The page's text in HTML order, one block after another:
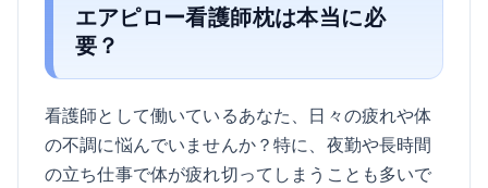
エアピロー看護師枕は本当に必
要？
看護師として働いているあなた、日々の疲れや体
の不調に悩んでいませんか？特に、夜勤や長時間
の立ち仕事で体が疲れ切ってしまうことも多いで